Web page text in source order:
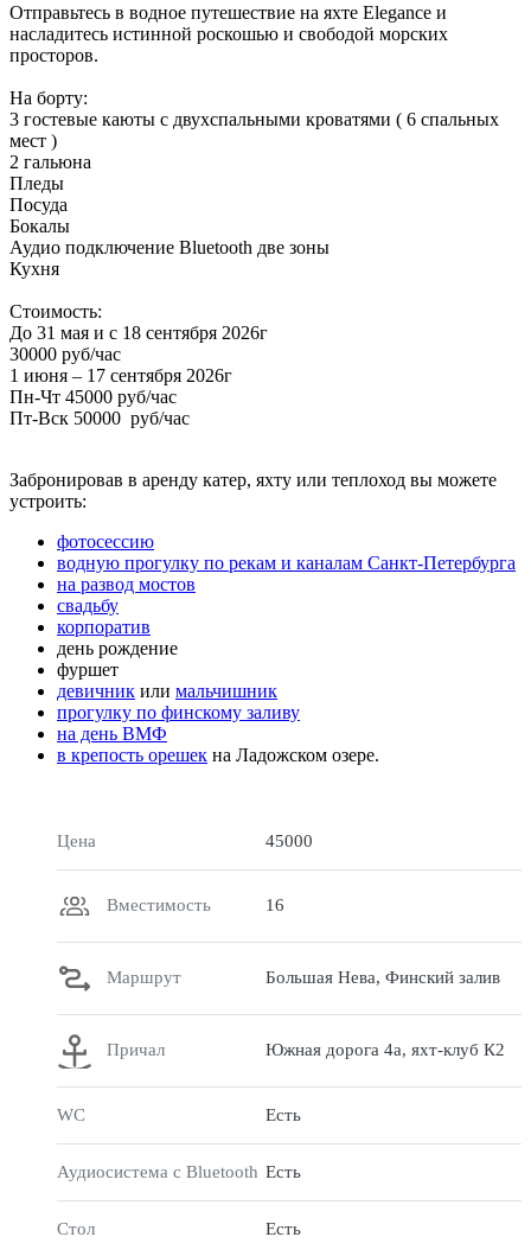
Отправьтесь в водное путешествие на яхте Elegance и
насладитесь истинной роскошью и свободой морских
просторов.
На борту:
3 гостевые каюты с двухспальными кроватями ( 6 спальных
мест )
2 гальюна
Пледы
Посуда
Бокалы
Аудио подключение Bluetooth две зоны
Кухня
Стоимость:
До 31 мая и с 18 сентября 2026г
30000 руб/час
1 июня – 17 сентября 2026г
Пн-Чт 45000 руб/час
Пт-Вск 50000 руб/час
Забронировав в аренду катер, яхту или теплоход вы можете
устроить:
фотосессию
водную прогулку по рекам и каналам Санкт-Петербурга
на развод мостов
свадьбу
корпоратив
день рождение
фуршет
девичник или мальчишник
прогулку по финскому заливу
на день ВМФ
в крепость орешек на Ладожском озере.
Цена 45000
Вместимость 16
Маршрут Большая Нева, Финский залив
Причал Южная дорога 4а, яхт-клуб К2
WC Есть
Аудиосистема с Bluetooth Есть
Стол Есть